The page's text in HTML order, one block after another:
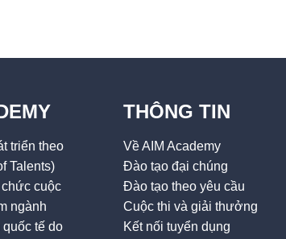
triển theo
Talents)
cuộc
ngành
tế do
THÔNG TIN
Về AIM Academy
Đào tạo đại chúng
Đào tạo theo yêu cầu
Cuộc thi và giải thưởng
Kết nối tuyển dụng